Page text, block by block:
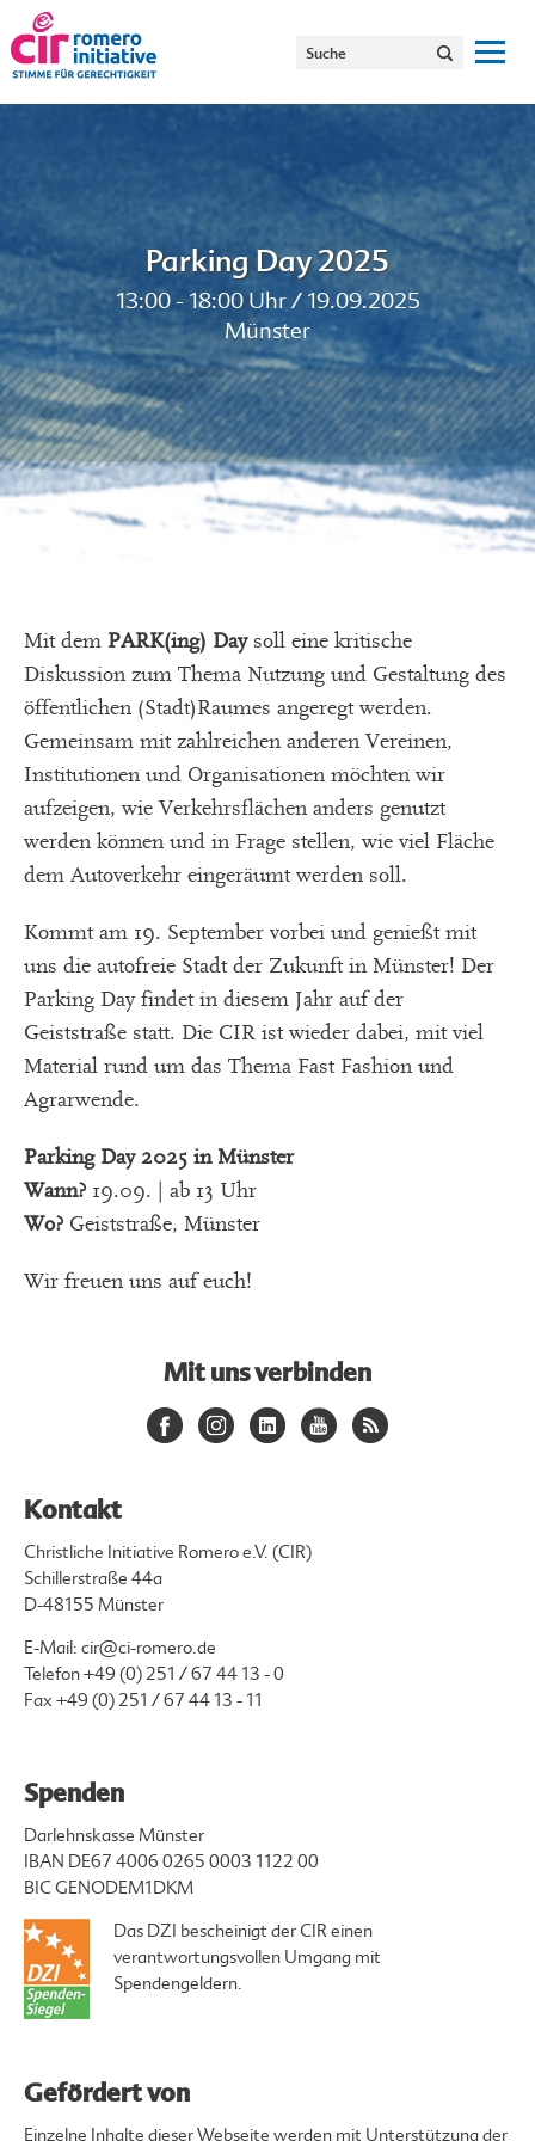
Parking Day 2025
13:00 - 18:00 Uhr / 19.09.2025
Münster
Mit dem PARK(ing) Daysoll eine kritische
Diskussion zum Thema Nutzung und Gestaltung des
öffentlichen (Stadt)Raumes angeregt werden.
Gemeinsam mit zahlreichen anderen Vereinen,
Institutionen und Organisationen möchten wir
aufzeigen, wie Verkehrsflächen anders genutzt
werden können und in Frage stellen, wie viel Fläche
dem Autoverkehr eingeräumt werden soll.
Kommt am 19. September vorbei und genießt mit
uns die autofreie Stadt der Zukunft in Münster! Der
Parking Day findet in diesem Jahr auf der
Geiststraße statt. Die CIR ist wieder dabei, mit viel
Material rund um das Thema Fast Fashion und
Agrarwende.
Parking Day 2025 in Münster
Wann? 19.09. | ab 13 Uhr
Wo? Geiststraße, Münster
Wir freuen uns auf euch!
Mit uns verbinden
Kontakt
Christliche Initiative Romero e.V. (CIR)
Schillerstraße 44a
D-48155 Münster
E-Mail: cir@ci-romero.de
Telefon+49 (0) 251 / 67 44 13 - 0
Fax +49 (0) 251 / 67 44 13 - 11
Spenden
Darlehnskasse Münster
IBAN DE67 4006 0265 0003 1122 00
BIC GENODEM1DKM
Das DZI bescheinigt der CIR einen
verantwortungsvollen Umgang mit
Spendengeldern.
Gefördert von
Einzelne Inhalte dieser Webseite werden mit Unterstützung der